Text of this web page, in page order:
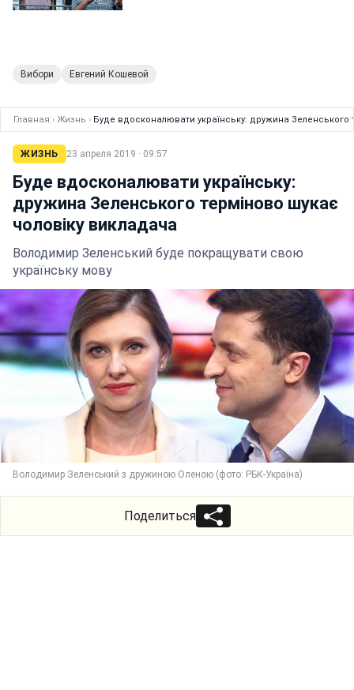
Вибори Евгений Кошевой
Главная › Жизнь › Буде вдосконалювати українську: дружина Зеленського
ЖИЗНЬ 23 апреля 2019 · 09:57
Буде вдосконалювати українську:
дружина Зеленського терміново шукає
чоловіку викладача
Володимир Зеленський буде покращувати свою
українську мову
Володимир Зеленський з дружиною Оленою (фото: РБК-Україна)
Поделиться